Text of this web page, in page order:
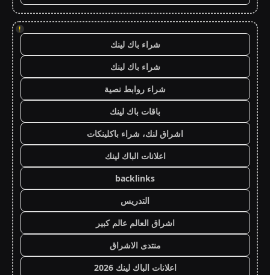
!
شراء باك لينك
شراء باك لينك
شراء روابط نصية
باقات باك لينك
اشراق لنك، شراء باكلينكات
اعلانات الباك لينك
backlinks
التدريس
اشراق العالم عالم كبير
منتدى الاشراق
اعلانات الباك لينك 2026